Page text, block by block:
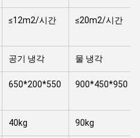
≤12m2/시간 ≤20m2/시간
공기 냉각 물 냉각
650*200*550 900*450*950
40kg 90kg